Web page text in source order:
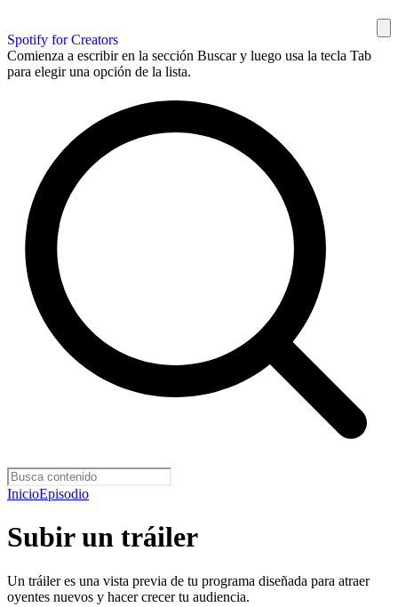
Spotify for Creators
Comienza a escribir en la sección Buscar y luego usa la tecla Tab
para elegir una opción de la lista.
InicioEpisodio
Subir un tráiler
Un tráiler es una vista previa de tu programa diseñada para atraer
oyentes nuevos y hacer crecer tu audiencia.